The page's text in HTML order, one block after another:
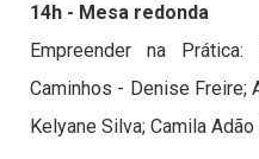
14h - Mesa redonda
Empreender na
Caminhos - Denise Freire;
Kelyane Silva; Camila